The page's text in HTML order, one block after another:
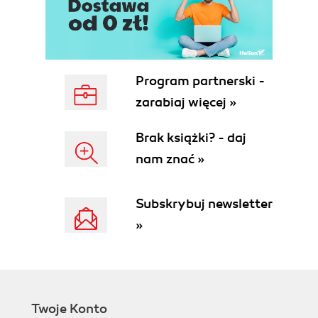
Model K7 (64)
Procesory Cyrix (69)
Rodzina 6x86 (M1) (69)
Rodzina M2 (72)
Procesory Intel (75)
Rodzina Pentium (75)
Pentium MMX (77)
Pentium II (82)
Celeron (87)
Pentium III (92)
Pentium III Xenon (98)
Rise mP6 (104)
Program partnerski -
zarabiaj więcej »
Brak książki? - daj
nam znać »
Subskrybuj newsletter
»
Twoje Konto